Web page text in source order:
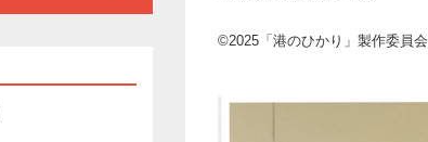
©2025「港のひかり」製作委員会